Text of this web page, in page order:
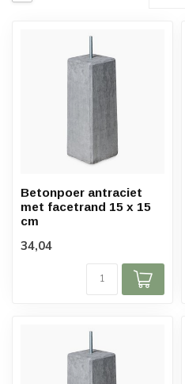
Betonpoer antraciet
met facetrand 15 x 15
cm
34,04